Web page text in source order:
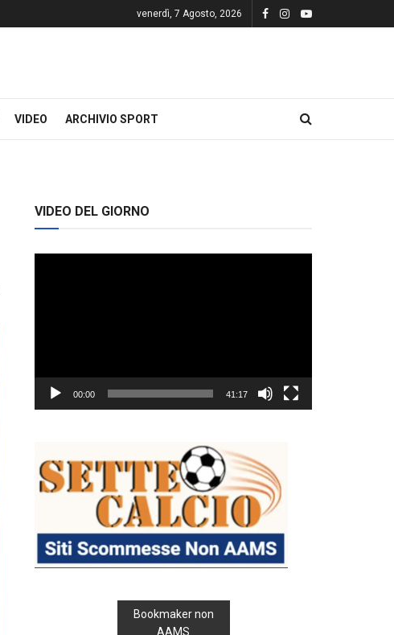
venerdì, 7 Agosto, 2026
VIDEO ARCHIVIO SPORT
VIDEO DEL GIORNO
00:00 41:17
Bookmaker non
AAMS